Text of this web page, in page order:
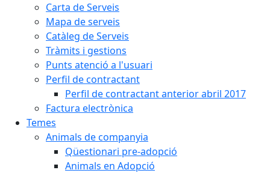
Carta de Serveis
Mapa de serveis
Catàleg de Serveis
Tràmits i gestions
Punts atenció a l'usuari
Perfil de contractant
Perfil de contractant anterior abril 2017
Factura electrònica
Temes
Animals de companyia
Qüestionari pre-adopció
Animals en Adopció